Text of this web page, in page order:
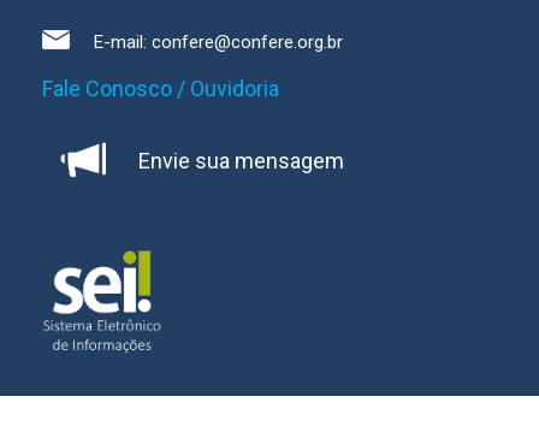
E-mail: confere@confere.org.br
Fale Conosco / Ouvidoria
Envie sua mensagem